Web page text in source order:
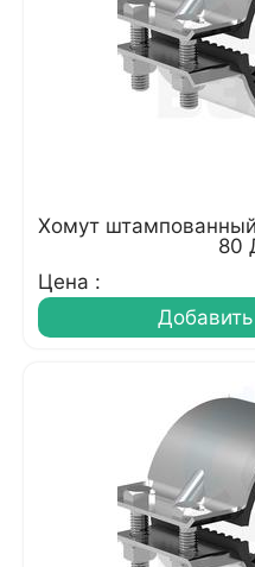
Хомут
80
Цена :